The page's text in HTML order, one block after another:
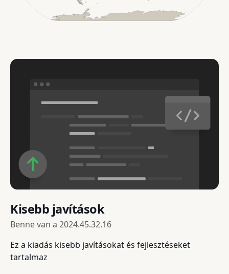
Kisebb javítások
Benne van a 2024.45.32.16
Ez a kiadás kisebb javításokat és fejlesztéseket
tartalmaz